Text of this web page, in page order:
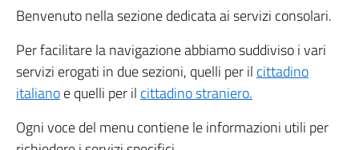
Benvenuto nella sezione dedicata ai servizi consolari.
Per facilitare la navigazione abbiamo suddiviso i vari
servizi erogati in due sezioni, quelli per il cittadino
italianoe quelli per il cittadino straniero.
Ogni voce del menu contiene le informazioni utili per